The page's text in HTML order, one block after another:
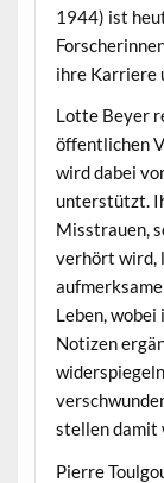
1944) ist
ihre Karriere
Lotte Beyer
öffentlichen
wird dabei
unterstützt.
Misstrauen,
verhört wird,
Leben,
Notizen
stellen damit
Pierre